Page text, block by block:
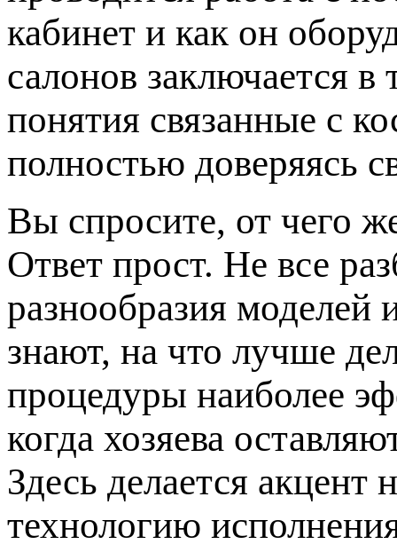
кабинет и как он
салонов заключается
понятия связанные с
полностью доверяясь
Вы спросите, от чего
Ответ прост. Не все
разнообразия моделей
знают, на что лучше
процедуры наиболее
когда хозяева
Здесь делается акцент
технологию